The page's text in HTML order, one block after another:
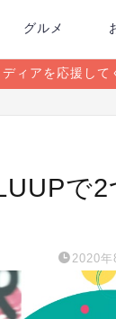
グルメ
ィアを応援して
で
2020年